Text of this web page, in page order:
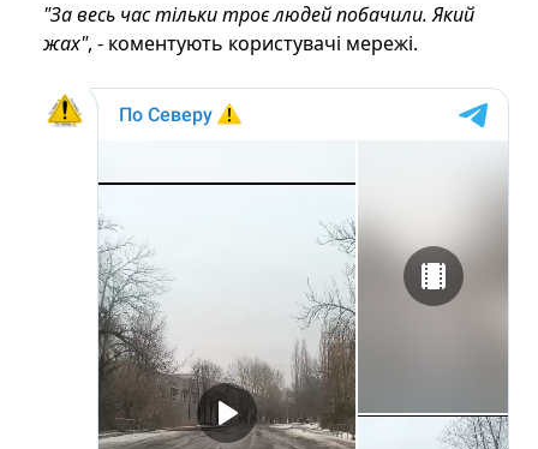
"За весь час тільки троє людей побачили. Який
жах", - коментують користувачі мережі.